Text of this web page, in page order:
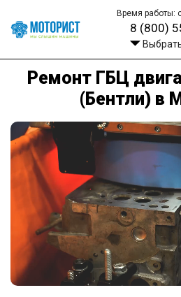
Время работы:
8 (800)
Ремонт ГБЦ
(Бентли) в